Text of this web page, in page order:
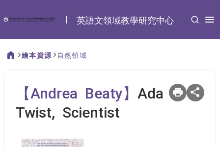
英語文領域教學研究中心
繪本資源 自然領域
【Andrea Beaty】 Ada
Twist, Scientist